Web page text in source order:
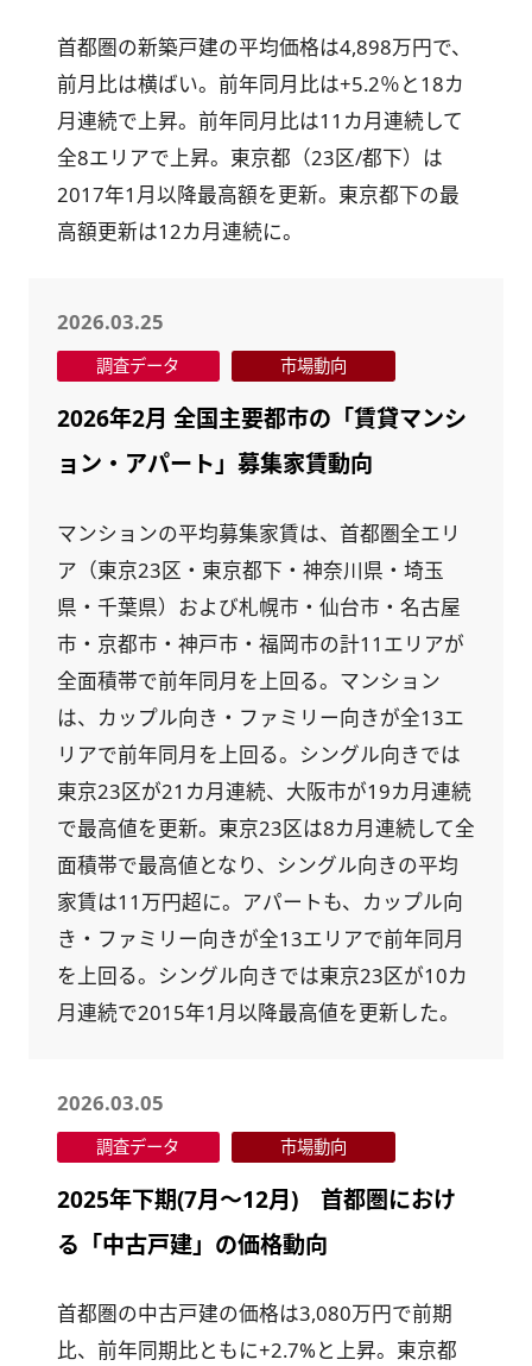
首都圏の新築戸建の平均価格は4,898万円で、
前月比は横ばい。前年同月比は+5.2％と18カ
月連続で上昇。前年同月比は11カ月連続して
全8エリアで上昇。東京都（23区/都下）は
2017年1月以降最高額を更新。東京都下の最
高額更新は12カ月連続に。
2026.03.25
調査データ 市場動向
2026年2月 全国主要都市の「賃貸マンシ
ョン・アパート」募集家賃動向
マンションの平均募集家賃は、首都圏全エリ
ア（東京23区・東京都下・神奈川県・埼玉
県・千葉県）および札幌市・仙台市・名古屋
市・京都市・神戸市・福岡市の計11エリアが
全面積帯で前年同月を上回る。マンション
は、カップル向き・ファミリー向きが全13エ
リアで前年同月を上回る。シングル向きでは
東京23区が21カ月連続、大阪市が19カ月連続
で最高値を更新。東京23区は8カ月連続して全
面積帯で最高値となり、シングル向きの平均
家賃は11万円超に。アパートも、カップル向
き・ファミリー向きが全13エリアで前年同月
を上回る。シングル向きでは東京23区が10カ
月連続で2015年1月以降最高値を更新した。
2026.03.05
調査データ 市場動向
2025年下期(7月～12月) 首都圏におけ
る「中古戸建」の価格動向
首都圏の中古戸建の価格は3,080万円で前期
比、前年同期比ともに+2.7%と上昇。東京都